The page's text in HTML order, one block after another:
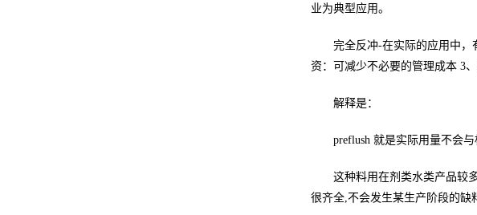
业为典型应用。
完全反冲-在实际的应用中，有
资：可减少不必要的管理成本 3
解释是：
preflush 就是实际用量不会与
这种料用在剂类水类产品较多
很齐全,不会发生某生产阶段的缺